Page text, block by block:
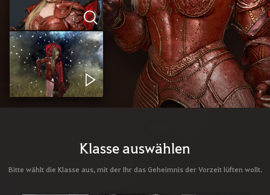
Klasse auswählen
Bitte wählt die Klasse aus, mit der Ihr das Geheimnis der Vorzeit lüften wollt.